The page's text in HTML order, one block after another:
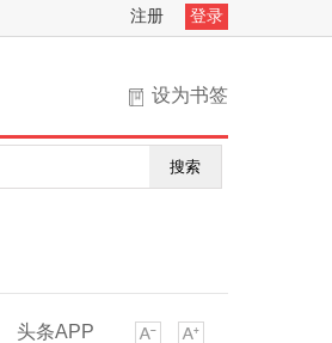
注册 登录
设为书签
搜索
头条APP